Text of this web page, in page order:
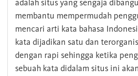
adalah situs yang sengaja
membantu mempermudah
mencari arti kata bahasa
kata dijadikan satu dan
dengan rapi sehingga ketika
sebuah kata didalam situs ini